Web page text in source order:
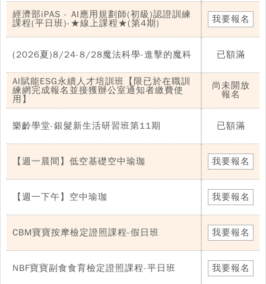
經濟部iPAS - AI應用規劃師(初級)認證訓練
課程(平日班)-★線上課程★(第4期)
我要報名
(2026夏)8/24-8/28魔法科學-進擊的魔科 已額滿
AI賦能ESG永續人才培訓班【限已於在職訓
練網完成報名並接獲辦公室通知者繳費使
用】
尚未開放
報名
樂齡學堂-銀髮新生活研習班第11期 已額滿
【週一晨間】低空基礎空中瑜珈 我要報名
【週一下午】空中瑜珈 我要報名
CBM寶寶按摩檢定證照課程-假日班 我要報名
NBF寶寶副食食育檢定證照課程-平日班 我要報名